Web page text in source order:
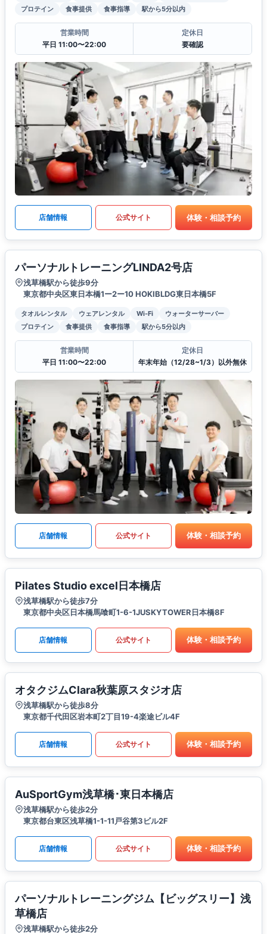
プロテイン 食事提供 食事指導 駅から5分以内
営業時間
平日 11:00〜22:00
定休日
要確認
店舗情報 公式サイト 体験・相談予約
パーソナルトレーニングLINDA2号店
浅草橋駅から徒歩9分
東京都中央区東日本橋1ー2ー10 HOKIBLDG東日本橋5F
タオルレンタル ウェアレンタル Wi-Fi
ウォーターサーバー
プロテイン
食事提供 食事指導 駅から5分以内
営業時間
平日 11:00〜22:00
定休日
年末年始（12/28~1/3）以外無休
店舗情報 公式サイト 体験・相談予約
Pilates Studio excel日本橋店
浅草橋駅から徒歩7分
東京都中央区日本橋馬喰町1-6-1JUSKYTOWER日本橋8F
店舗情報 公式サイト 体験・相談予約
オタクジムClara秋葉原スタジオ店
浅草橋駅から徒歩8分
東京都千代田区岩本町2丁目19-4楽途ビル4F
店舗情報 公式サイト 体験・相談予約
AuSportGym浅草橋･東日本橋店
浅草橋駅から徒歩2分
東京都台東区浅草橋1-1-11戸谷第3ビル2F
店舗情報 公式サイト 体験・相談予約
パーソナルトレーニングジム【ビッグスリー】浅
草橋店
浅草橋駅から徒歩2分